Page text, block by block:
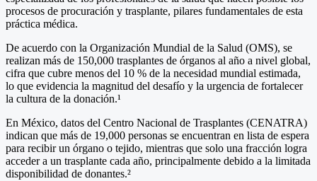
procesos de procuración y trasplante, pilares fundamentales de esta
práctica médica.
De acuerdo con la Organización Mundial de la Salud (OMS), se
realizan más de 150,000 trasplantes de órganos al año a nivel global,
cifra que cubre menos del 10 % de la necesidad mundial estimada,
lo que evidencia la magnitud del desafío y la urgencia de fortalecer
la cultura de la donación.¹
En México, datos del Centro Nacional de Trasplantes (CENATRA)
indican que más de 19,000 personas se encuentran en lista de espera
para recibir un órgano o tejido, mientras que solo una fracción logra
acceder a un trasplante cada año, principalmente debido a la limitada
disponibilidad de donantes.²